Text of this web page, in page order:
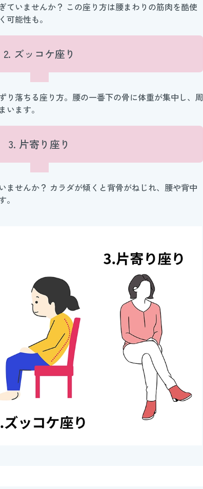
ていませんか？ この座り方は腰まわりの筋肉を酷使
可能性も。
2. ズッコケ座り
り落ちる座り方。腰の一番下の骨に体重が集中し、周
ます。
3. 片寄り座り
ませんか？ カラダが傾くと背骨がねじれ、腰や背中